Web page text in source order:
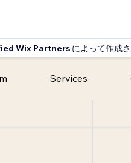
Wix Partnersによって作成さ